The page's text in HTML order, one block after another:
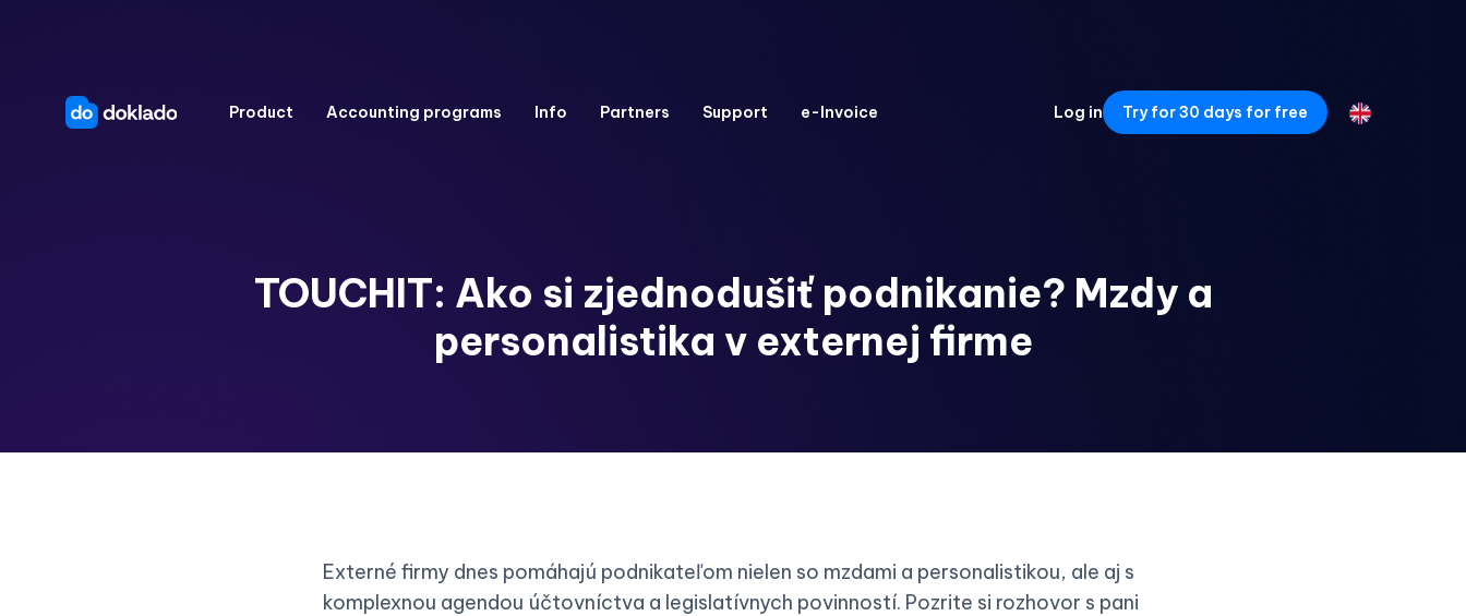
Product Accounting programs Info Partners Support e-Invoice Log in Try for 30 days for free
TOUCHIT: Ako si zjednodušiť podnikanie? Mzdy a
personalistika v externej firme
Externé firmy dnes pomáhajú podnikateľom nielen so mzdami a personalistikou, ale aj s
komplexnou agendou účtovníctva a legislatívnych povinností. Pozrite si rozhovor s pani